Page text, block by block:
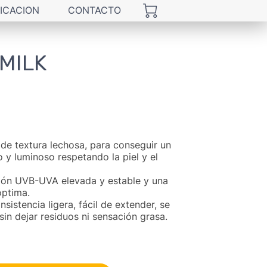
CONTACTO
textura lechosa, para conseguir un
y luminoso respetando la piel y el
UVB-UVA elevada y estable y una
ligera, fácil de extender, se
dejar residuos ni sensación grasa.